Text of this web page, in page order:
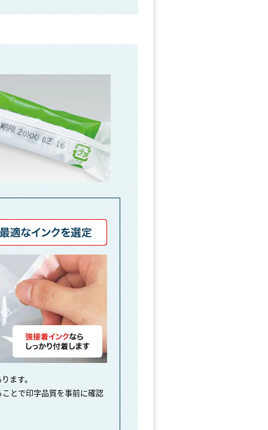
ます。
とで印字品質を事前に確認